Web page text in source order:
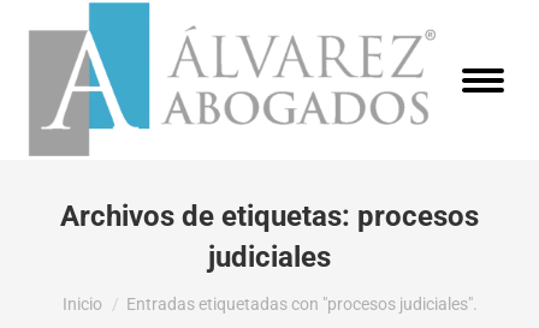
Archivos de etiquetas: procesos
judiciales
Estás aquí:
Inicio Entradas etiquetadas con "procesos judiciales".